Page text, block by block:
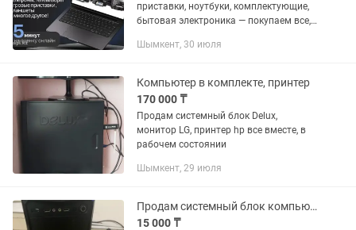
приставки, ноутбуки, комплектующие,
бытовая электроника — покупаем все,
устройство или целая партия? Без
Шымкент, 30 июля
Компьютер в комплекте, принтер
170 000 ₸
Продам системный блок Delux,
монитор LG, принтер hp все вместе, в
рабочем состоянии
Шымкент, 29 июля
Продам системный блок компьютера
15 000 ₸